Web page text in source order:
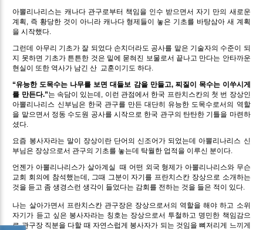
아뽈리나리스는 캐나다 관구로부터 책임을 인수 받으면서 자기 만의 새로운
계획, 즉 황당한 것이 아니라 캐나다 형제들이 놓은 기초를 바탕삼아 새 계획
을 시작했다.
그런데 아무리 기초가 잘 되었다 손치더라도 공사를 맡은 기술자의 수준이 되
지 못하면 기초가 튼튼한 것은 밑에 묻혀진 보물로서 끝나고 만다는 안타까운
현실이 또한 역사가 남긴 산 교훈이기도 하다.
“유능한 도목수는 나무를 보면 대들보 감을 만들고, 찌질이 목수는 이쑤시게
를 만든다.”는 속담이 있는데, 이런 관점에서 한국 프란치스칸의 첫 번 장상인
아뽈리나리스 신부님은 한국 관구를 만든 대단히 유능한 도목수로서의 역할
을 맡으면서 정동 수도원 공사를 시작으로 한국 관구의 탄탄한 기틀을 마련하
셨다.
요즘 봉사자라는 말이 장상이란 단어의 신조어가 되었는데 아뽈리나리스 신
부님은 장상으로서 관구의 기초를 놓는데 탁월한 업적을 이루신 분이다.
언젠가 아뽈리나리스가 살아계실 때 어떤 외국 형제가 아뽈리나리스와 무슨
교회 회의에 참석했는데, 그때 그분이 자기를 프란치스칸 장상으로 소개하는
것을 듣고 좀 생경스런 생각이 들었다는 감회를 전하는 것을 들은 적이 있다.
나는 살아가면서 프란치스칸 관구장은 장상으로서의 역할을 해야 하고 소위
자기가 듣고 싶은 봉사자라는 칭호는 장상으로서 투철하고 명민한 책임감으
로 관구장 직분을 다할 때 자연스럽게 봉사자가 되는 것임을 뼈저리게 느끼게